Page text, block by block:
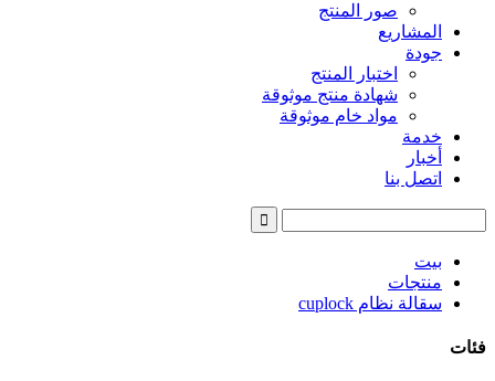
صور المنتج
المشاريع
جودة
اختبار المنتج
شهادة منتج موثوقة
مواد خام موثوقة
خدمة
أخبار
اتصل بنا
بيت
منتجات
سقالة نظام cuplock
فئات